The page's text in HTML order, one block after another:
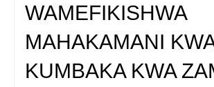
WAMEFIKISHWA
MAHAKAMANI
KUMBAKA KWA